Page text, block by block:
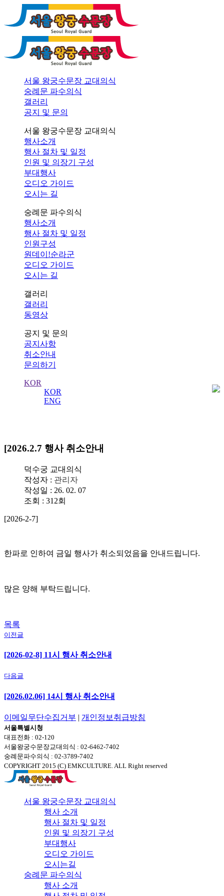
서울 왕궁수문장 교대의식
숭례문 파수의식
갤러리
공지 및 문의
서울 왕궁수문장 교대의식
행사소개
행사 절차 및 일정
인원 및 의장기 구성
부대행사
오디오 가이드
오시는 길
숭례문 파수의식
행사소개
행사 절차 및 일정
인원구성
원데이!순라군
오디오 가이드
오시는 길
갤러리
갤러리
동영상
공지 및 문의
공지사항
취소안내
문의하기
KOR
KOR
ENG
[2026.2.7 행사 취소안내
덕수궁 교대의식
작성자 : 관리자
작성일 : 26. 02. 07
조회 : 312회
[2026-2-7]
한파로 인하여 금일 행사가 취소되었음을 안내드립니다.
많은 양해 부탁드립니다.
목록
이전글
[2026-02-8] 11시 행사 취소안내
다음글
[2026.02.06] 14시 행사 취소안내
이메일무단수집거부 | 개인정보취급방침
서울특별시청
대표전화 : 02-120
서울왕궁수문장교대의식 : 02-6462-7402
숭례문파수의식 : 02-3789-7402
COPYRIGHT 2015 (C) EMKCULTURE. ALL Right reserved
서울 왕궁수문장 교대의식
행사 소개
행사 절차 및 일정
인원 및 의장기 구성
부대행사
오디오 가이드
오시는길
숭례문 파수의식
행사 소개